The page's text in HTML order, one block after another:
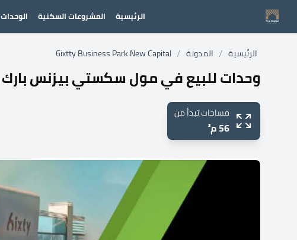
الرئيسية المشروعات السكنية الوحدات
الرئيسية / المدونة /
6ixtty Business Park New Capital
وحدات للبيع في مول سكستي بيزنس بارك
مساحات تبدأ من
56 م²